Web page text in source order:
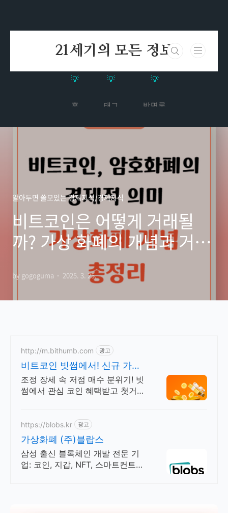
21세기의 모든 정보
홈 태그 방명록
알아두면 쓸모있는 경제지식/경제지식
비트코인은 어떻게 거래될
까? 가상 화폐의 개념과 거래
의 모든 정보
by gogoguma 2025. 3. 25.
http://m.bithumb.com 광고
비트코인 빗썸에서! 신규 가입
시 5만원 혜택
조정 장세 속 저점 매수 분위기! 빗
썸에서 관심 코인 혜택받고 첫거래
https://blobs.kr 광고
가상화폐 (주)블랍스
삼성 출신 블록체인 개발 전문 기
업: 코인, 지갑, NFT, 스마트컨트랙